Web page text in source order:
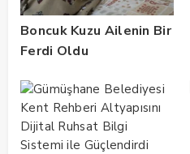
Boncuk Kuzu Ailenin Bir
Ferdi Oldu